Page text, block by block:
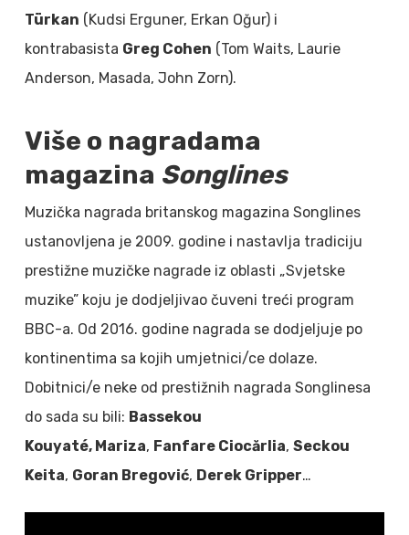
Türkan (Kudsi Erguner, Erkan Oğur) i
kontrabasista Greg Cohen (Tom Waits, Laurie
Anderson, Masada, John Zorn).
Više o nagradama
magazina Songlines
Muzička nagrada britanskog magazina Songlines
ustanovljena je 2009. godine i nastavlja tradiciju
prestižne muzičke nagrade iz oblasti „Svjetske
muzike” koju je dodjeljivao čuveni treći program
BBC-a. Od 2016. godine nagrada se dodjeljuje po
kontinentima sa kojih umjetnici/ce dolaze.
Dobitnici/e neke od prestižnih nagrada Songlinesa
do sada su bili: Bassekou
Kouyaté, Mariza, Fanfare Ciocărlia, Seckou
Keita, Goran Bregović, Derek Gripper…